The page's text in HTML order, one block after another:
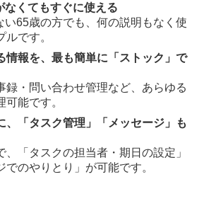
なくてもすぐに使える
い65歳の方でも、何の説明もなく使
ルです。
情報を、最も簡単に「ストック」で
録・問い合わせ管理など、あらゆる
能です。
、「タスク管理」「メッセージ」も
、「タスクの担当者・期日の設定」
でのやりとり」が可能です。